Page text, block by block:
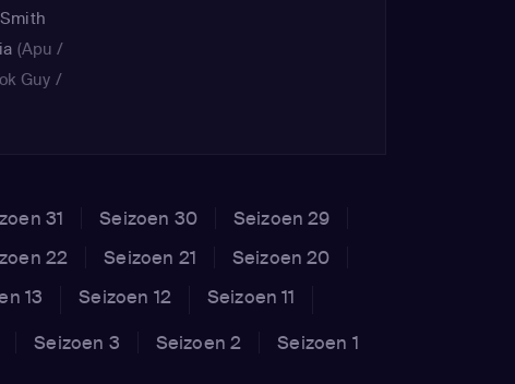
(Apu /
Guy /
31 Seizoen 30
Seizoen 29
22 Seizoen 21
Seizoen 20
13 Seizoen 12
Seizoen 11
Seizoen 3 Seizoen 2 Seizoen 1